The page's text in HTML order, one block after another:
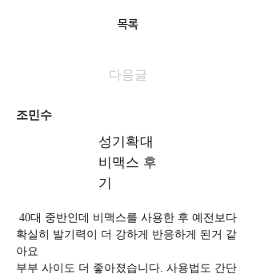
목록
다음글
조민수
성기확대
비맥스 후
기
40대 중반인데 비맥스를 사용한 후 예전보다
확실히 발기력이 더 강하게 반응하게 된거 같
아요
부부 사이도 더 좋아졌습니다. 사용법도 간단